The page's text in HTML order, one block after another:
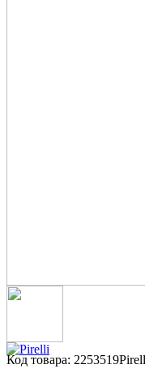
Код товара: